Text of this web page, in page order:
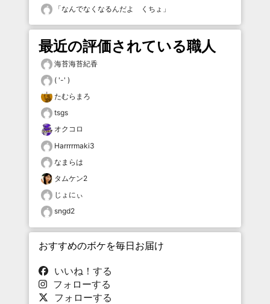
「なんでなくなるんだよ くちょ 」
最近の評価されている職人
海苔海苔紀香
( '-' )
たむらまろ
tsgs
オクコロ
Harrrrmaki3
なまらは
タムケン2
じょにぃ
sngd2
おすすめのボケを毎日お届け
いいね！する
フォローする
フォローする